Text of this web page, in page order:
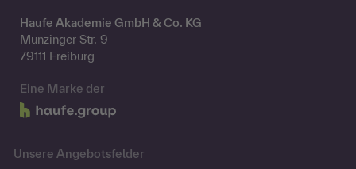
Haufe Akademie GmbH & Co. KG
Munzinger Str. 9
79111 Freiburg
Eine Marke der
Unsere Angebotsfelder